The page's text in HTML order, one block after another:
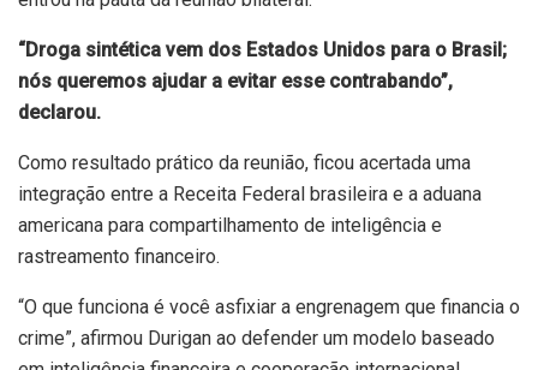
“Droga sintética vem dos Estados Unidos para o Brasil;
nós queremos ajudar a evitar esse contrabando”,
declarou.
Como resultado prático da reunião, ficou acertada uma
integração entre a Receita Federal brasileira e a aduana
americana para compartilhamento de inteligência e
rastreamento financeiro.
“O que funciona é você asfixiar a engrenagem que financia o
crime”, afirmou Durigan ao defender um modelo baseado